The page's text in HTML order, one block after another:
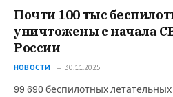
Почти 100 тыс
уничтожены с начала
России
НОВОСТИ 30.11.2025
99 690 беспилотных